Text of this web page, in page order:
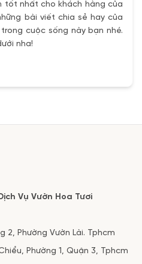
tốt nhất cho khách hàng của
bài viết chia sẻ hay của
cuộc sống này bạn nhé.
nha!
Vụ Vườn Hoa Tươi
2, Phường Vườn Lài. Tphcm
Phường 1, Quận 3, Tphcm